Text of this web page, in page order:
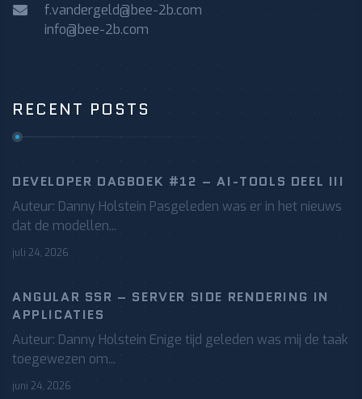
f.vandergeld@bee-2b.com
info@bee-2b.com
RECENT POSTS
DEVELOPER DAGBOEK #12 – AI-TOOLS DEEL III
Auteur: Danny Holstein Pasgeleden was er in het nieuws
dat de modellen...
juli 24, 2026
ANGULAR SSR – SERVER SIDE RENDERING IN
APPLICATIES
Auteur: Danny Holstein Enige tijd geleden was mij de taak
toegewezen om...
juni 24, 2026